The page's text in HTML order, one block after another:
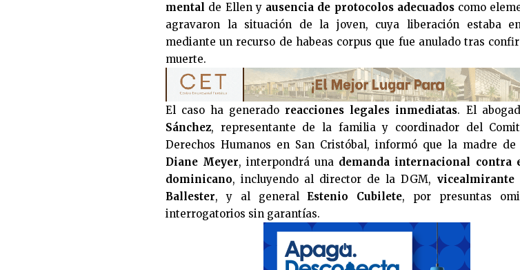
mental de Ellen y ausencia de protocolos adecuadoscomo
agravaron la situación de la joven, cuya liberación estaba
mediante un recurso de habeas corpus que fue anulado tras
muerte.
El caso ha generado reacciones legales inmediatas. El
Sánchez, representante de la familia y coordinador del
Derechos Humanos en San Cristóbal, informó que la madre
Diane Meyer, interpondrá una demanda internacional contra
dominicano, incluyendo al director de la DGM, vicealmirante
Ballester, y al general Estenio Cubilete, por presuntas
interrogatorios sin garantías.